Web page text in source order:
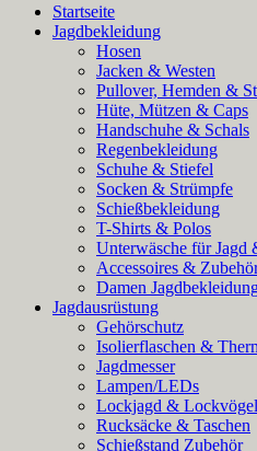
Startseite
Jagdbekleidung
Hosen
Jacken & Westen
Pullover, Hemden &
Hüte, Mützen & Caps
Handschuhe & Schals
Regenbekleidung
Schuhe & Stiefel
Socken & Strümpfe
Schießbekleidung
T-Shirts & Polos
Unterwäsche für Jagd
Accessoires &
Damen
Jagdausrüstung
Gehörschutz
Isolierflaschen &
Jagdmesser
Lampen/LEDs
Lockjagd & Lockvögel
Rucksäcke & Taschen
Schießstand Zubehör